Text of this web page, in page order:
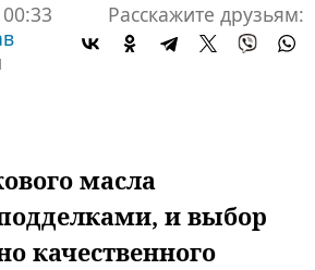
Расскажите друзьям:
масла
и выбор
качественного